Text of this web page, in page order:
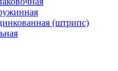
(штрипс)